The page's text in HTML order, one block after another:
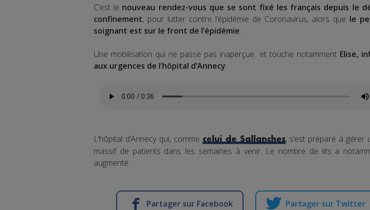
C’est le nouveau rendez-vous que se sont fixé les français depuis le
confinement, pour lutter contre l’épidémie de Coronavirus, alors que le
soignant est sur le front de l’épidémie.
Une mobilisation qui ne passe pas inaperçue et touche notamment Elise,
aux urgences de l’hôpital d’Annecy.
L’hôpital d’Annecy qui, comme celui de Sallanches, s’est préparé à gérer
massif de patients dans les semaines à venir. Le nombre de lits a
augmenté.
Partager sur Facebook Partager sur Twitter